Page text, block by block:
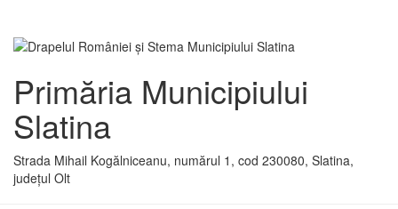
Primăria Municipiului
Slatina
Strada Mihail Kogălniceanu, numărul 1, cod 230080, Slatina,
județul Olt